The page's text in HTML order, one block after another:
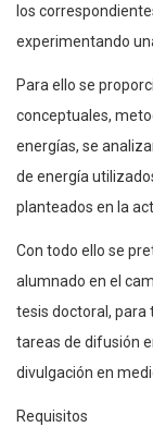
los
experimentando
Para ello se
conceptuales,
energías, se
de energía
planteados en la
Con todo ello se
alumnado en el
tesis doctoral, para
tareas de difusión
divulgación en
Requisitos